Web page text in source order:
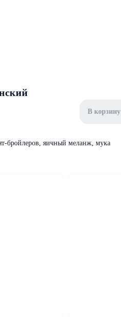
В корзину
бройлеров, яичный меланж, мука